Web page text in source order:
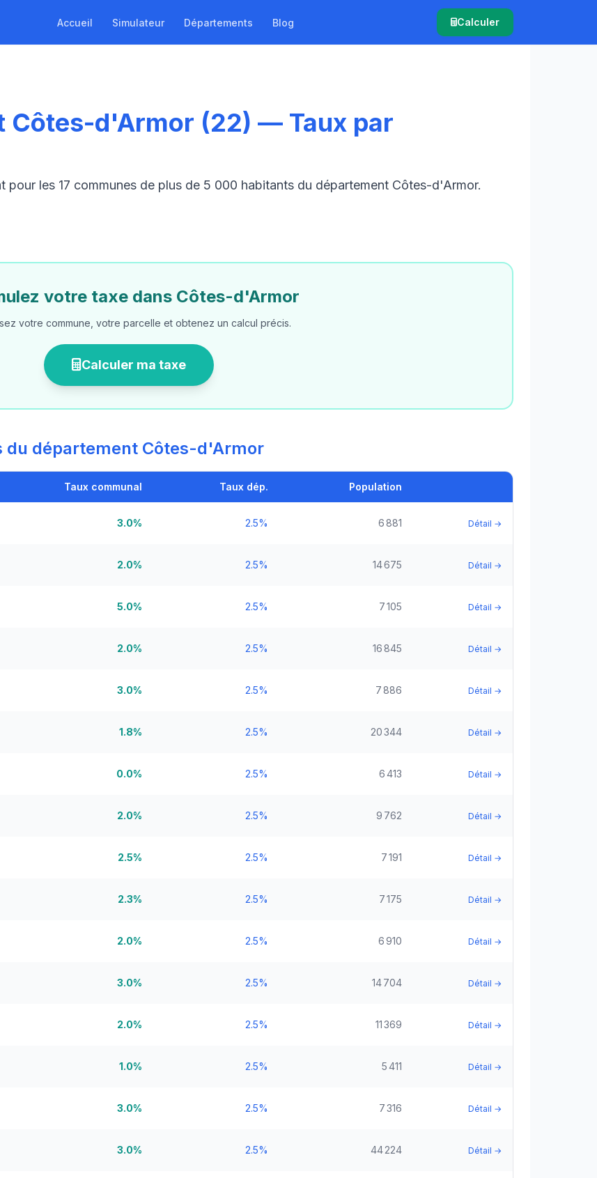
Accueil Simulateur Départements Blog Calculer
Côtes-d'Armor (22) — Taux par
pour les 17 communes de plus de 5 000 habitants du département Côtes-d'Armor.
votre taxe dans Côtes-d'Armor
votre commune, votre parcelle et obtenez un calcul précis.
Calculer ma taxe
du département Côtes-d'Armor
Taux communal Taux dép. Population
3.0% 2.5% 6 881 Détail →
2.0% 2.5% 14 675 Détail →
5.0% 2.5% 7 105 Détail →
2.0% 2.5% 16 845 Détail →
3.0% 2.5% 7 886 Détail →
1.8% 2.5% 20 344 Détail →
0.0% 2.5% 6 413 Détail →
2.0% 2.5% 9 762 Détail →
2.5% 2.5% 7 191 Détail →
2.3% 2.5% 7 175 Détail →
2.0% 2.5% 6 910 Détail →
3.0% 2.5% 14 704 Détail →
2.0% 2.5% 11 369 Détail →
1.0% 2.5% 5 411 Détail →
3.0% 2.5% 7 316 Détail →
3.0% 2.5% 44 224 Détail →